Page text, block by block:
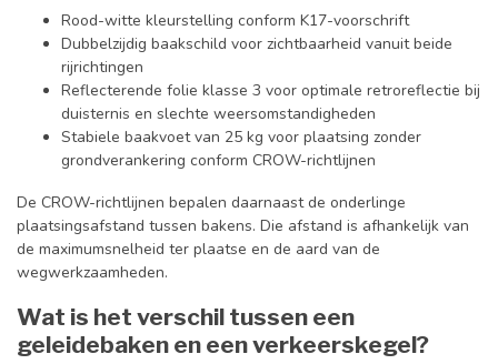
Rood-witte kleurstelling conform K17-voorschrift
Dubbelzijdig baakschild voor zichtbaarheid vanuit beide
rijrichtingen
Reflecterende folie klasse 3 voor optimale retroreflectie bij
duisternis en slechte weersomstandigheden
Stabiele baakvoet van 25 kg voor plaatsing zonder
grondverankering conform CROW-richtlijnen
De CROW-richtlijnen bepalen daarnaast de onderlinge
plaatsingsafstand tussen bakens. Die afstand is afhankelijk van
de maximumsnelheid ter plaatse en de aard van de
wegwerkzaamheden.
Wat is het verschil tussen een
geleidebaken en een verkeerskegel?